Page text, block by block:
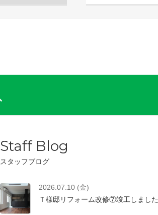
Staff Blog
スタッフブログ
2026.07.10 (金)
Ｔ様邸リフォーム改修⑦竣工しました